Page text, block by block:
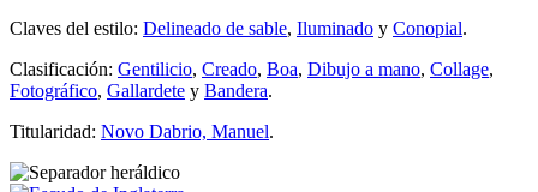
Claves del estilo: Delineado de sable, Iluminado y Conopial.
Clasificación: Gentilicio, Creado, Boa, Dibujo a mano, Collage,
Fotográfico, Gallardete y Bandera.
Titularidad: Novo Dabrio, Manuel.